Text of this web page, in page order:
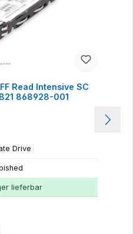
Read Intensive SC
868928-001
Drive
lieferbar